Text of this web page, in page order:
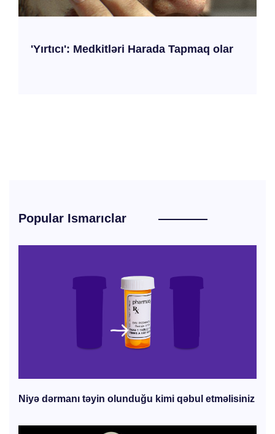
'Yırtıcı': Medkitləri Harada Tapmaq olar
Popular Ismarıclar
Niyə dərmanı təyin olunduğu kimi qəbul etməlisiniz